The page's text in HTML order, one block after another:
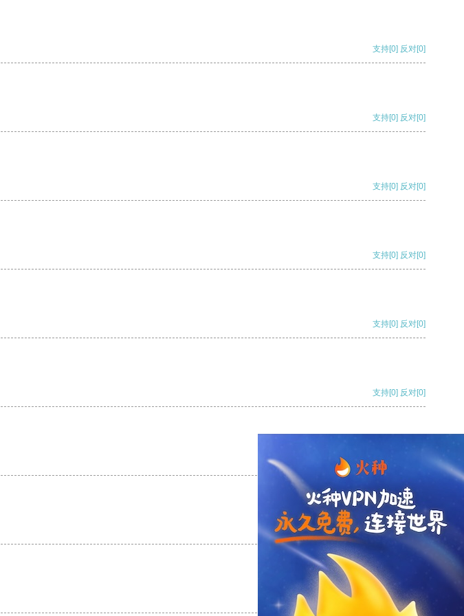
支持[0] 反对[0]
支持[0] 反对[0]
支持[0] 反对[0]
支持[0] 反对[0]
支持[0] 反对[0]
支持[0] 反对[0]
支持
支持[0] 反对[0]
支持[0] 反对[0]